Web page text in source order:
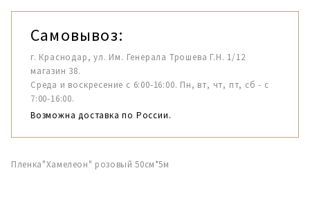
Самовывоз:
г. Краснодар, ул. Им. Генерала Трошева Г.Н. 1/12
магазин 38.
Среда и воскресение с 6:00-16:00. Пн, вт, чт, пт, сб - с
7:00-16:00.
Возможна доставка по России.
Пленка"Хамелеон" розовый 50см*5м